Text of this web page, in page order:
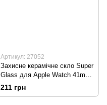
Артикул: 27052
Захисне керамічне скло Super
Glass для Apple Watch 41mm
Black
211 грн